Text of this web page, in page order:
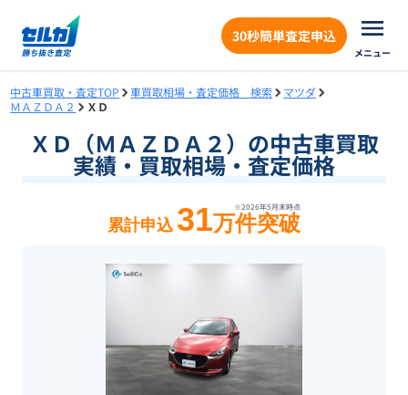
30秒簡単査定申込
メニュー
中古車買取・査定TOP 車買取相場・査定価格 検索
マツダ
ＭＡＺＤＡ２
ＸＤ
ＸＤ（ＭＡＺＤＡ２）の中古車買取
実績・買取相場・査定価格
※2026年5月末時点
累計申込 31万件突破